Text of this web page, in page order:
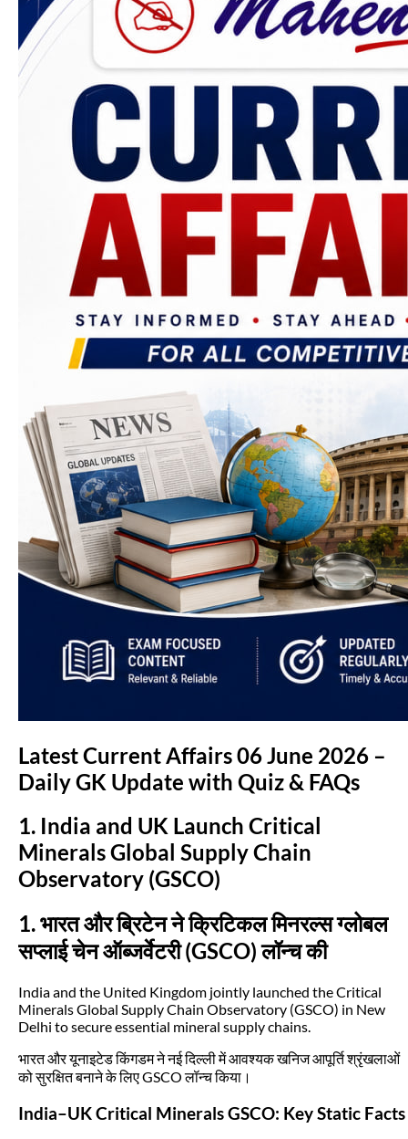
Latest Current Affairs 06 June 2026 –
Daily GK Update with Quiz & FAQs
1. India and UK Launch Critical
Minerals Global Supply Chain
Observatory (GSCO)
1. भारत और ब्रिटेन ने क्रिटिकल मिनरल्स ग्लोबल
सप्लाई चेन ऑब्जर्वेटरी (GSCO) लॉन्च की
India and the United Kingdom jointly launched the Critical
Minerals Global Supply Chain Observatory (GSCO) in New
Delhi to secure essential mineral supply chains.
भारत और यूनाइटेड किंगडम ने नई दिल्ली में आवश्यक खनिज आपूर्ति श्रृंखलाओं
को सुरक्षित बनाने के लिए GSCO लॉन्च किया।
India–UK Critical Minerals GSCO: Key Static Facts